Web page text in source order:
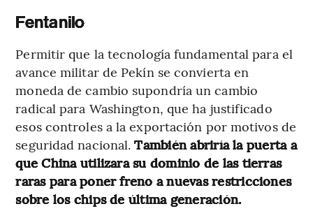
Fentanilo
Permitir que la tecnología fundamental para el
avance militar de Pekín se convierta en
moneda de cambio supondría un cambio
radical para Washington, que ha justificado
esos controles a la exportación por motivos de
seguridad nacional.También abriría la puerta a
que China utilizara su dominio de las tierras
raras para poner freno a nuevas restricciones
sobre los chips de última generación.